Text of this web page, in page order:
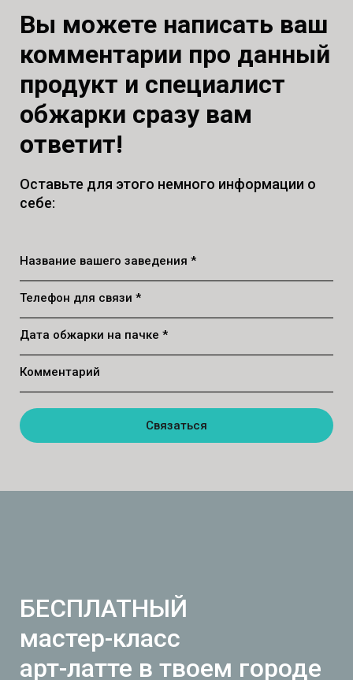
Вы можете написать ваш
комментарии про данный
продукт и специалист
обжарки сразу вам
ответит!
Оставьте для этого немного информации о
себе:
Название вашего заведения *
Телефон для связи *
Дата обжарки на пачке *
Комментарий
Связаться
БЕСПЛАТНЫЙ
мастер-класс
арт-латте в твоем городе